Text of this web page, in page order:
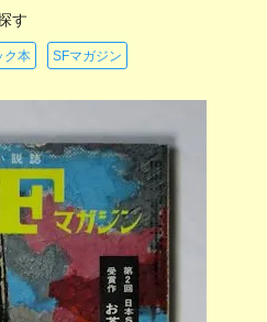
す
ク本 SFマガジン